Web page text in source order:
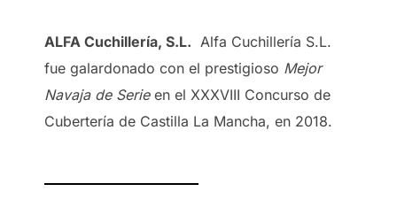
ALFA Cuchillería, S.L. Alfa Cuchillería S.L.
fue galardonado con el prestigioso Mejor
Navaja de Serieen el XXXVIII Concurso de
Cubertería de Castilla La Mancha, en 2018.